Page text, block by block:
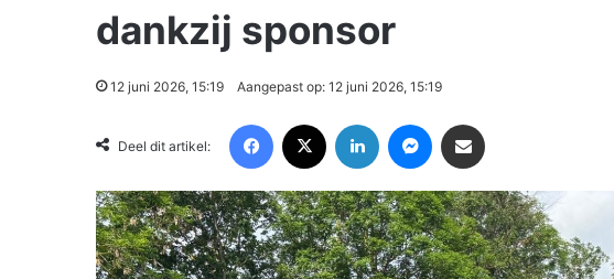
dankzij sponsor
12 juni 2026, 15:19 Aangepast op: 12 juni 2026, 15:19
Deel dit artikel: